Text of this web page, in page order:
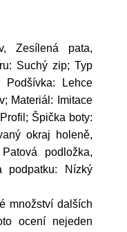
Zesílená pata,
Suchý zip; Typ
Podšívka: Lehce
Materiál: Imitace
Špička boty:
okraj holeně,
podložka,
podpatku: Nízký
množství dalších
ocení nejeden